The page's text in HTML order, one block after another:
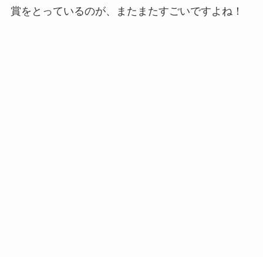
賞をとっているのが、またまたすごいですよね！